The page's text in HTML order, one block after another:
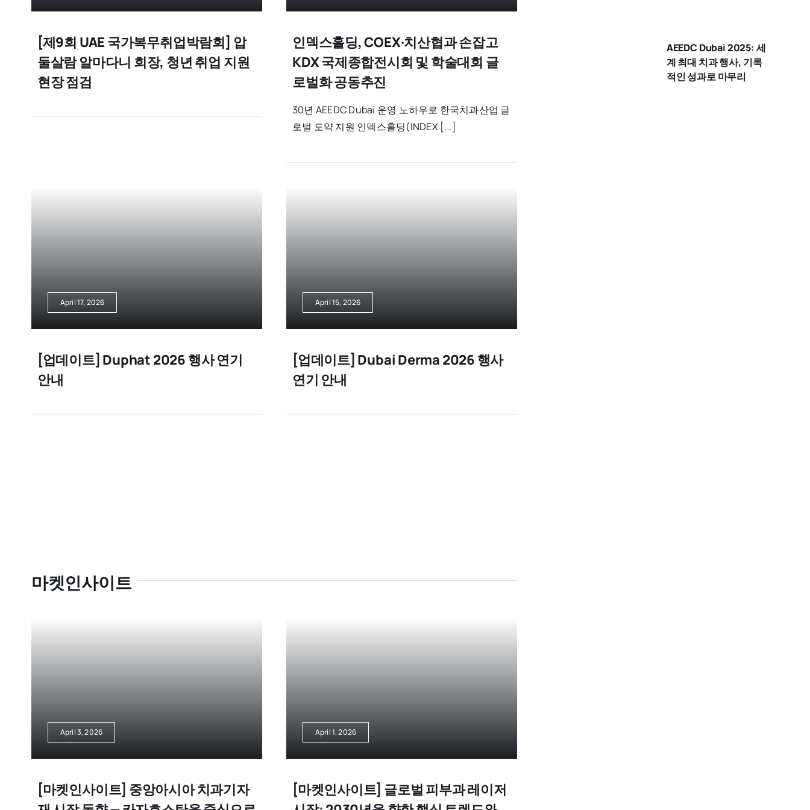
[제9회 UAE 국가복무취업박람회] 압
둘살람 알마다니 회장, 청년 취업 지원
현장 점검
인덱스홀딩, COEX·치산협과 손잡고
KDX 국제종합전시회 및 학술대회 글
로벌화 공동추진
30년 AEEDC Dubai 운영 노하우로 한국치과산업 글
로벌 도약 지원 인덱스홀딩(INDEX [...]
April 17, 2026
[업데이트] Duphat 2026 행사 연기
안내
April 15, 2026
[업데이트] Dubai Derma 2026 행사
연기 안내
AEEDC Dubai 2025: 세
계 최대 치과 행사, 기록
적인 성과로 마무리
마켓인사이트
April 3, 2026
[마켓인사이트] 중앙아시아 치과기자
April 1, 2026
[마켓인사이트] 글로벌 피부과 레이저